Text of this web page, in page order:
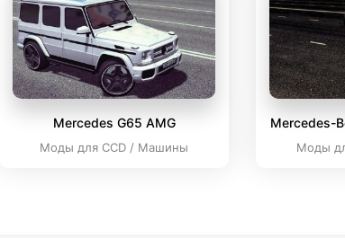
Mercedes G65 AMG
Моды для CCD / Машины
Mercedes-
Моды